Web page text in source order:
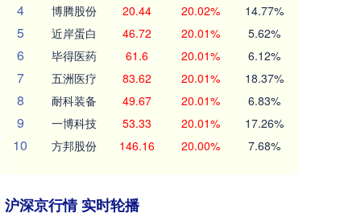
4 博腾股份 20.44 20.02% 14.77%
5 近岸蛋白 46.72 20.01% 5.62%
6 毕得医药 61.6 20.01% 6.12%
7 五洲医疗 83.62 20.01% 18.37%
8 耐科装备 49.67 20.01% 6.83%
9 一博科技 53.33 20.01% 17.26%
10 方邦股份 146.16 20.00% 7.68%
沪深京行情 实时轮播